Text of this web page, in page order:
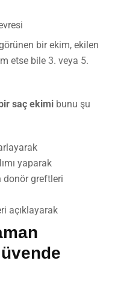
bir ekim, ekilen
etse bile 3. veya 5.
saç ekimi bunu şu
yaparak
donör greftleri
açıklayarak